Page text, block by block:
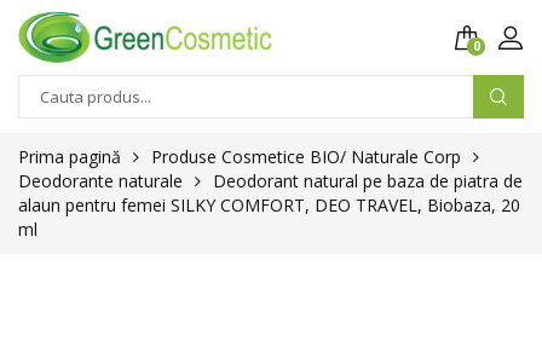
0
Prima pagină
Produse Cosmetice BIO/ Naturale Corp
Deodorante naturale
Deodorant natural pe baza de piatra de
alaun pentru femei SILKY COMFORT, DEO TRAVEL, Biobaza, 20
ml